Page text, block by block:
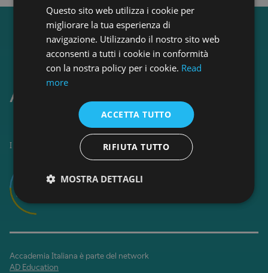
I corsi di Accademia Italiana sono accreditati da
Accademia Italiana è parte del network
AD Education
Questo sito web utilizza i cookie per
migliorare la tua esperienza di
navigazione. Utilizzando il nostro sito web
acconsenti a tutti i cookie in conformità
con la nostra policy per i cookie. Read
more
ACCETTA TUTTO
RIFIUTA TUTTO
MOSTRA DETTAGLI